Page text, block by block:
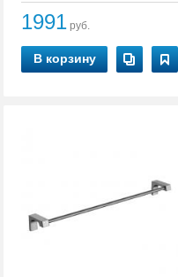
1991 руб.
В корзину